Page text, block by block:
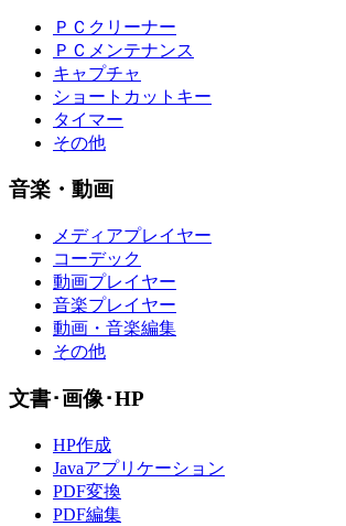
ＰＣクリーナー
ＰＣメンテナンス
キャプチャ
ショートカットキー
タイマー
その他
音楽・動画
メディアプレイヤー
コーデック
動画プレイヤー
音楽プレイヤー
動画・音楽編集
その他
文書･画像･HP
HP作成
Javaアプリケーション
PDF変換
PDF編集